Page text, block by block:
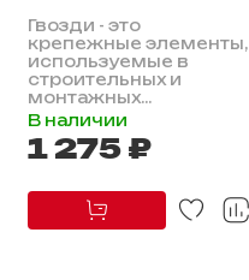
Гвозди - это
крепежные элементы,
используемые в
строительных и
монтажных...
В наличии
1 275 ₽